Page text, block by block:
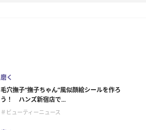
磨く
毛穴撫子“撫子ちゃん”風似顔絵シールを作ろ
う！ ハンズ新宿店で...
＃ビューティーニュース